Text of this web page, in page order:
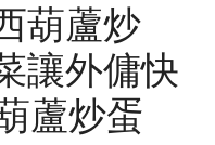
葫蘆炒
讓外傭快
蘆炒蛋